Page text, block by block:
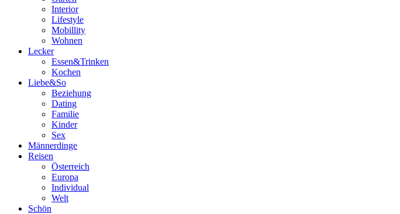
Interior
Lifestyle
Mobillity
Wohnen
Lecker
Essen&Trinken
Kochen
Liebe&So
Beziehung
Dating
Familie
Kinder
Sex
Männerdinge
Reisen
Österreich
Europa
Individual
Welt
Schön